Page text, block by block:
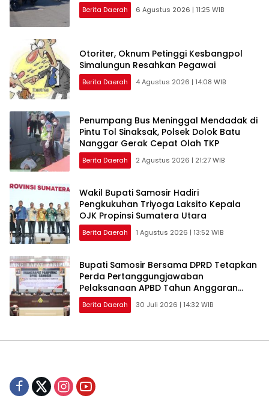
Berita Daerah 6 Agustus 2026 | 11:25 WIB
Otoriter, Oknum Petinggi Kesbangpol
Simalungun Resahkan Pegawai
Berita Daerah 4 Agustus 2026 | 14:08 WIB
Penumpang Bus Meninggal Mendadak di
Pintu Tol Sinaksak, Polsek Dolok Batu
Nanggar Gerak Cepat Olah TKP
Berita Daerah 2 Agustus 2026 | 21:27 WIB
Wakil Bupati Samosir Hadiri
Pengkukuhan Triyoga Laksito Kepala
OJK Propinsi Sumatera Utara
Berita Daerah 1 Agustus 2026 | 13:52 WIB
Bupati Samosir Bersama DPRD Tetapkan
Perda Pertanggungjawaban
Pelaksanaan APBD Tahun Anggaran
2025 dan Perda Tentang Pengelolaan
Sampah Disetujui
Berita Daerah 30 Juli 2026 | 14:32 WIB